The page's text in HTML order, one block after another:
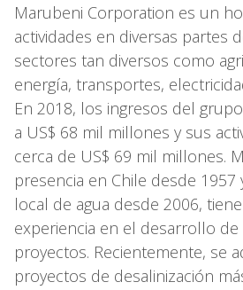
Marubeni Corporation es un
actividades en diversas partes
sectores tan diversos como
energía, transportes,
En 2018, los ingresos del
a US$ 68 mil millones y sus
cerca de US$ 69 mil millones.
presencia en Chile desde
local de agua desde 2006,
experiencia en el desarrollo
proyectos. Recientemente, se
proyectos de desalinización